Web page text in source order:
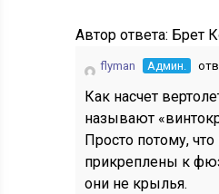
Автор ответа: Брет
flyman Админ.
Как насчет
называют
Просто потому,
прикреплены к
они не крылья.